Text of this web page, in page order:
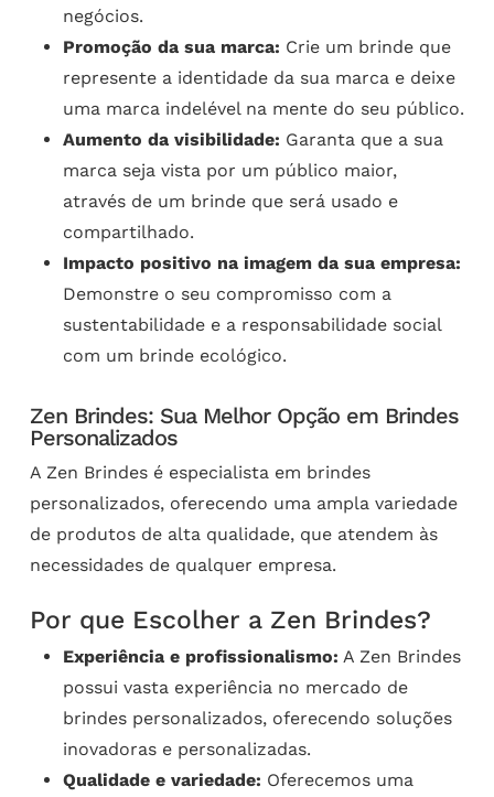
negócios.
Promoção da sua marca: Crie um brinde que
represente a identidade da sua marca e deixe
uma marca indelével na mente do seu público.
Aumento da visibilidade: Garanta que a sua
marca seja vista por um público maior,
através de um brinde que será usado e
compartilhado.
Impacto positivo na imagem da sua empresa:
Demonstre o seu compromisso com a
sustentabilidade e a responsabilidade social
com um brinde ecológico.
Zen Brindes: Sua Melhor Opção em Brindes
Personalizados
A Zen Brindes é especialista em brindes
personalizados, oferecendo uma ampla variedade
de produtos de alta qualidade, que atendem às
necessidades de qualquer empresa.
Por que Escolher a Zen Brindes?
Experiência e profissionalismo: A Zen Brindes
possui vasta experiência no mercado de
brindes personalizados, oferecendo soluções
inovadoras e personalizadas.
Qualidade e variedade: Oferecemos uma